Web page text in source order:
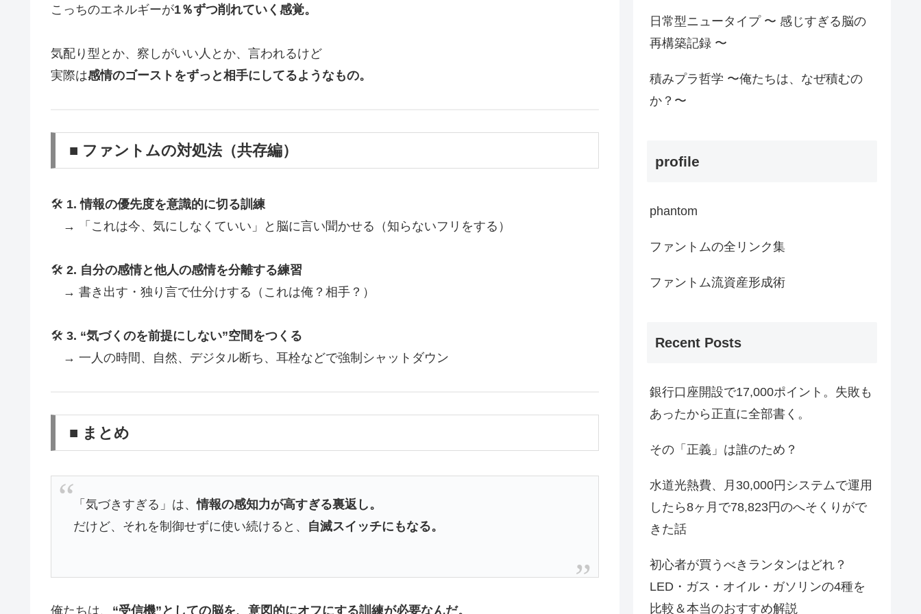
こっちのエネルギーが1％ずつ削れていく感覚。
気配り型とか、察しがいい人とか、言われるけど
実際は感情のゴーストをずっと相手にしてるようなもの。
■ ファントムの対処法（共存編）
🛠️ 1. 情報の優先度を意識的に切る訓練
→ 「これは今、気にしなくていい」と脳に言い聞かせる（知らないフリをする）
🛠️ 2. 自分の感情と他人の感情を分離する練習
→ 書き出す・独り言で仕分けする（これは俺？相手？）
🛠️ 3. “気づくのを前提にしない”空間をつくる
→ 一人の時間、自然、デジタル断ち、耳栓などで強制シャットダウン
■ まとめ
「気づきすぎる」は、情報の感知力が高すぎる裏返し。
だけど、それを制御せずに使い続けると、 自滅スイッチにもなる。
俺たちは、 “受信機”としての脳を、意図的にオフにする訓練が必要なんだ。
日常型ニュータイプ 〜 感じすぎる脳の
再構築記録 〜
積みプラ哲学 〜俺たちは、なぜ積むの
か？〜
profile
phantom
ファントムの全リンク集
ファントム流資産形成術
Recent Posts
銀行口座開設で17,000ポイント。失敗も
あったから正直に全部書く。
その「正義」は誰のため？
水道光熱費、月30,000円システムで運用
したら8ヶ月で78,823円のへそくりがで
きた話
初心者が買うべきランタンはどれ？
LED・ガス・オイル・ガソリンの4種を
比較＆本当のおすすめ解説